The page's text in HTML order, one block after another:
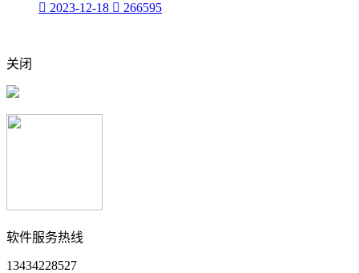
 2023-12-18  266595
关闭
软件服务热线
13434228527